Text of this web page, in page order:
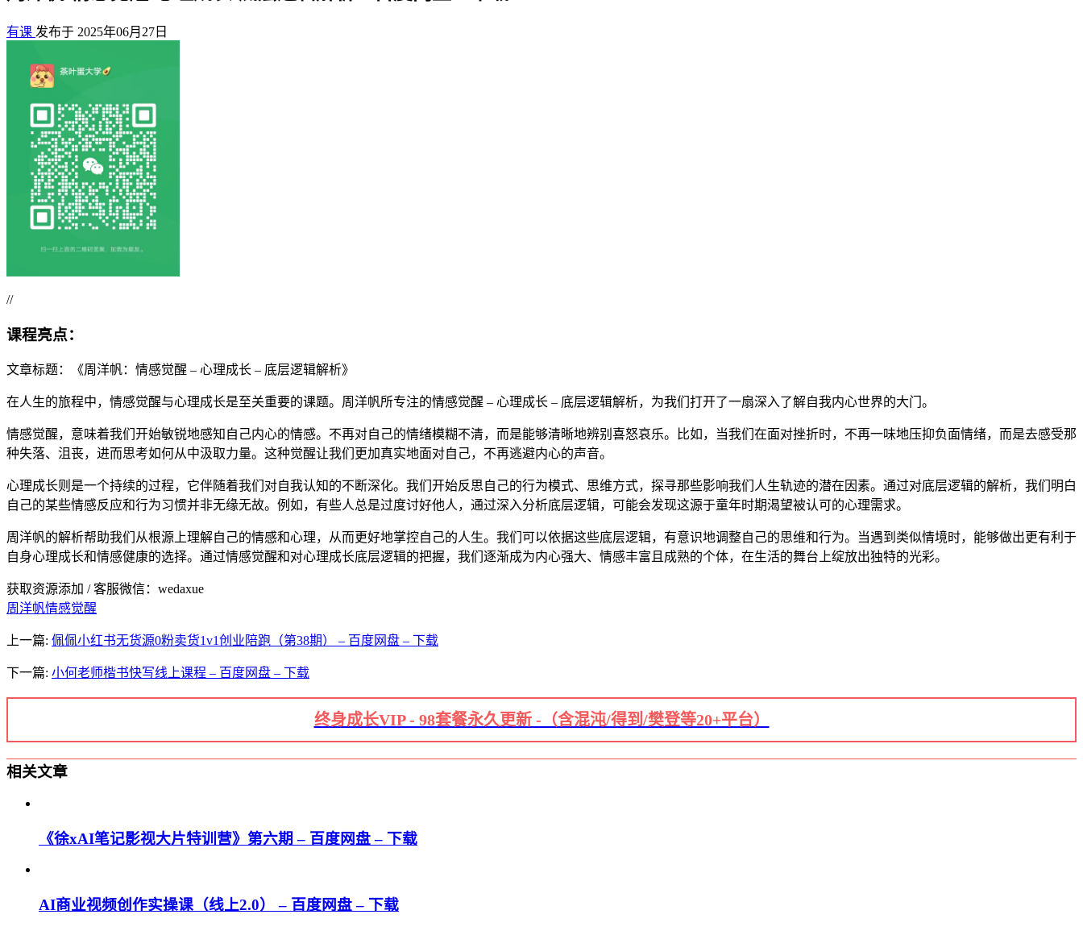
有课 发布于 2025年06月27日
//
课程亮点：
文章标题：《周洋帆：情感觉醒 – 心理成长 – 底层逻辑解析》
在人生的旅程中，情感觉醒与心理成长是至关重要的课题。周洋帆所专注的情感觉醒 – 心理成长 – 底层逻辑解析，为我们打开了一扇深入了解自我内心世界的大门。
情感觉醒，意味着我们开始敏锐地感知自己内心的情感。不再对自己的情绪模糊不清，而是能够清晰地辨别喜怒哀乐。比如，当我们在面对挫折时，不再一味地压抑负面情绪，而是去感受那
种失落、沮丧，进而思考如何从中汲取力量。这种觉醒让我们更加真实地面对自己，不再逃避内心的声音。
心理成长则是一个持续的过程，它伴随着我们对自我认知的不断深化。我们开始反思自己的行为模式、思维方式，探寻那些影响我们人生轨迹的潜在因素。通过对底层逻辑的解析，我们明白
自己的某些情感反应和行为习惯并非无缘无故。例如，有些人总是过度讨好他人，通过深入分析底层逻辑，可能会发现这源于童年时期渴望被认可的心理需求。
周洋帆的解析帮助我们从根源上理解自己的情感和心理，从而更好地掌控自己的人生。我们可以依据这些底层逻辑，有意识地调整自己的思维和行为。当遇到类似情境时，能够做出更有利于
自身心理成长和情感健康的选择。通过情感觉醒和对心理成长底层逻辑的把握，我们逐渐成为内心强大、情感丰富且成熟的个体，在生活的舞台上绽放出独特的光彩。
获取资源添加 / 客服微信：wedaxue
周洋帆情感觉醒
上一篇: 佩佩小红书无货源0粉卖货1v1创业陪跑（第38期） – 百度网盘 – 下载
下一篇: 小何老师楷书快写线上课程 – 百度网盘 – 下载
终身成长VIP - 98套餐永久更新 -（含混沌/得到/樊登等20+平台）
相关文章
《徐xAI笔记影视大片特训营》第六期 – 百度网盘 – 下载
AI商业视频创作实操课（线上2.0） – 百度网盘 – 下载